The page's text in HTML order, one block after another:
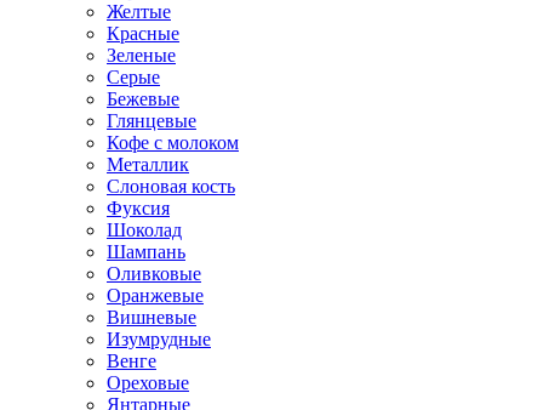
Желтые
Красные
Зеленые
Серые
Бежевые
Глянцевые
Кофе с молоком
Металлик
Слоновая кость
Фуксия
Шоколад
Шампань
Оливковые
Оранжевые
Вишневые
Изумрудные
Венге
Ореховые
Янтарные